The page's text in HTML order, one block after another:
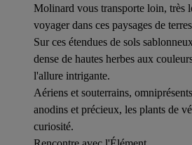
Molinard vous transporte loin, très
voyager dans ces paysages de
Sur ces étendues de sols
dense de hautes herbes aux
l'allure intrigante.
Aériens et souterrains,
anodins et précieux, les plants de
curiosité.